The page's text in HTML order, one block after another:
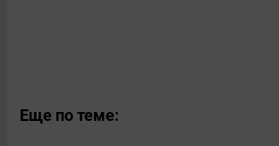
Еще по теме: